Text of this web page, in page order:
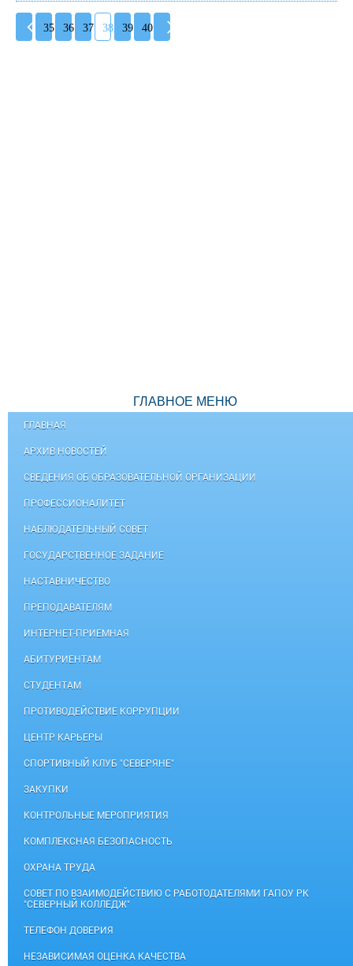
35 36 37 38 39 40
ГЛАВНОЕ МЕНЮ
ГЛАВНАЯ
АРХИВ НОВОСТЕЙ
СВЕДЕНИЯ ОБ ОБРАЗОВАТЕЛЬНОЙ ОРГАНИЗАЦИИ
ПРОФЕССИОНАЛИТЕТ
НАБЛЮДАТЕЛЬНЫЙ СОВЕТ
ГОСУДАРСТВЕННОЕ ЗАДАНИЕ
НАСТАВНИЧЕСТВО
ПРЕПОДАВАТЕЛЯМ
ИНТЕРНЕТ-ПРИЕМНАЯ
АБИТУРИЕНТАМ
СТУДЕНТАМ
ПРОТИВОДЕЙСТВИЕ КОРРУПЦИИ
ЦЕНТР КАРЬЕРЫ
СПОРТИВНЫЙ КЛУБ "СЕВЕРЯНЕ"
ЗАКУПКИ
КОНТРОЛЬНЫЕ МЕРОПРИЯТИЯ
КОМПЛЕКСНАЯ БЕЗОПАСНОСТЬ
ОХРАНА ТРУДА
СОВЕТ ПО ВЗАИМОДЕЙСТВИЮ С РАБОТОДАТЕЛЯМИ ГАПОУ РК
"СЕВЕРНЫЙ КОЛЛЕДЖ"
ТЕЛЕФОН ДОВЕРИЯ
НЕЗАВИСИМАЯ ОЦЕНКА КАЧЕСТВА